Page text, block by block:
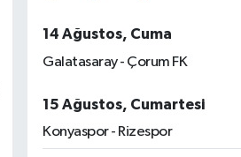
14 Ağustos, Cuma
Galatasaray - Çorum FK
15 Ağustos, Cumartesi
Konyaspor - Rizespor